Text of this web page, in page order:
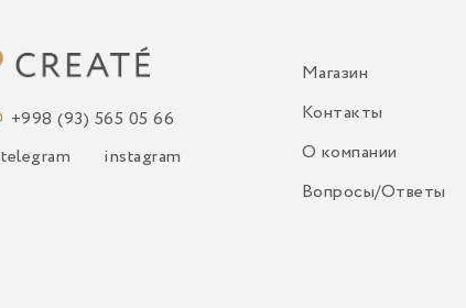
+998 (93) 565 05 66
telegram instagram
Магазин
Контакты
О компании
Вопросы/Ответы